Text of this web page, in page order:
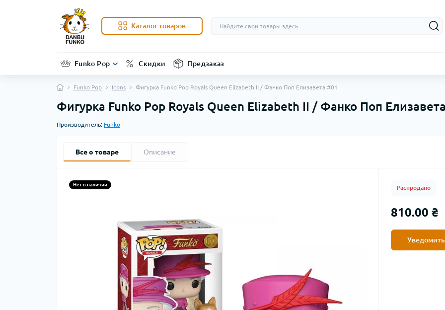
Каталог товаров
Funko Pop Скидки Предзаказ
Funko Pop Icons Фигурка Funko Pop Royals Queen Elizabeth II / Фанко Поп Елизавета #01
Фигурка Funko Pop Royals Queen Elizabeth II / Фанко Поп
Производитель: Funko
Все о товаре Описание
Нет в наличии Распродано
810.00 ₴